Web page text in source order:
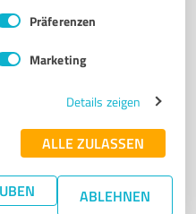
Präferenzen
Marketing
Details zeigen
ALLE ZULASSEN
ABLEHNEN